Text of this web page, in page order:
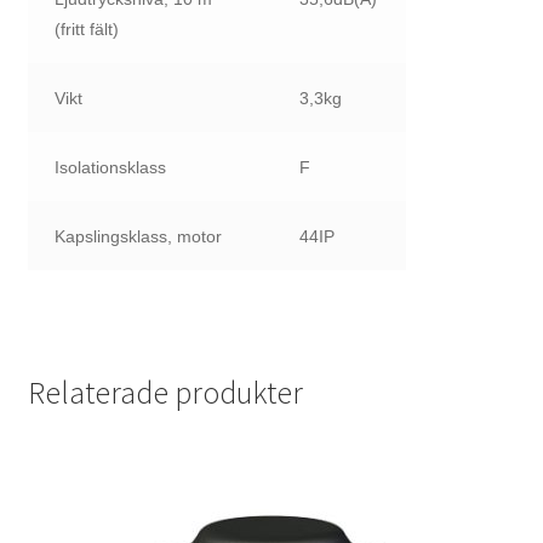
(fritt fält)
Vikt 3,3kg
Isolationsklass F
Kapslingsklass, motor 44IP
Relaterade produkter